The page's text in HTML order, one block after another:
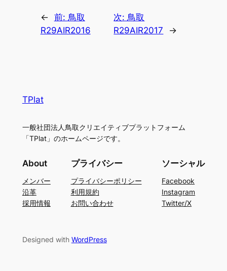
← 前: 鳥取
R29AIR2016
次: 鳥取
R29AIR2017
→
TPlat
一般社団法人鳥取クリエイティブプラットフォーム
「TPlat」のホームページです。
About
メンバー
沿革
採用情報
プライバシー
プライバシーポリシー
利用規約
お問い合わせ
ソーシャル
Facebook
Instagram
Twitter/X
Designed with WordPress